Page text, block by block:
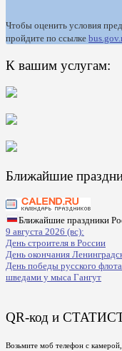
Чтобы оценить условия
пройдите по ссылке
К вашим услугам:
Ближайшие
Ближайшие праздники
9 августа 2026 (вс):
День строителя в России
День окончания
День победы русского
шведами у мыса Гангут
QR-код и
Возьмите моб телефон с